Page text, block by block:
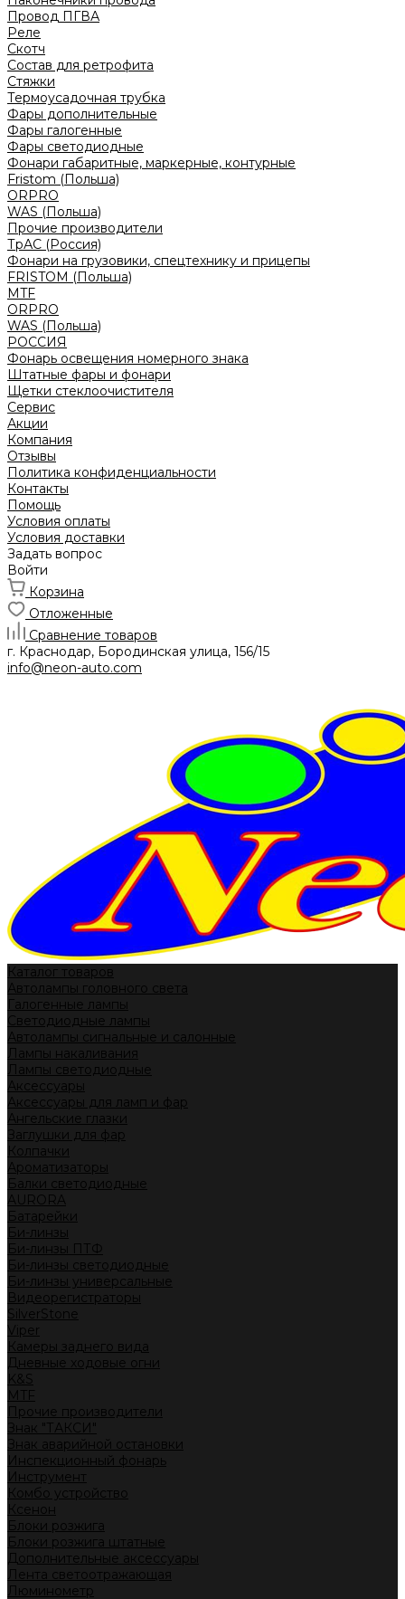
Провод ПГВА
Реле
Скотч
Состав для ретрофита
Стяжки
Термоусадочная трубка
Фары дополнительные
Фары галогенные
Фары светодиодные
Фонари габаритные, маркерные, контурные
Fristom (Польша)
ORPRO
WAS (Польша)
Прочие производители
ТрАС (Россия)
Фонари на грузовики, спецтехнику и прицепы
FRISTOM (Польша)
MTF
ORPRO
WAS (Польша)
РОССИЯ
Фонарь освещения номерного знака
Штатные фары и фонари
Щетки стеклоочистителя
Сервис
Акции
Компания
Отзывы
Политика конфиденциальности
Контакты
Помощь
Условия оплаты
Условия доставки
Задать вопрос
Войти
Корзина
Отложенные
Сравнение товаров
г. Краснодар, Бородинская улица, 156/15
info@neon-auto.com
Каталог товаров
Автолампы головного света
Галогенные лампы
Светодиодные лампы
Автолампы сигнальные и салонные
Лампы накаливания
Лампы светодиодные
Аксессуары
Аксессуары для ламп и фар
Ангельские глазки
Заглушки для фар
Колпачки
Ароматизаторы
Балки светодиодные
AURORA
Батарейки
Би-линзы
Би-линзы ПТФ
Би-линзы светодиодные
Би-линзы универсальные
Видеорегистраторы
SilverStone
Viper
Камеры заднего вида
Дневные ходовые огни
K&S
MTF
Прочие производители
Знак "ТАКСИ"
Знак аварийной остановки
Инспекционный фонарь
Инструмент
Комбо устройство
Ксенон
Блоки розжига
Блоки розжига штатные
Дополнительные аксессуары
Лента светоотражающая
Люминометр